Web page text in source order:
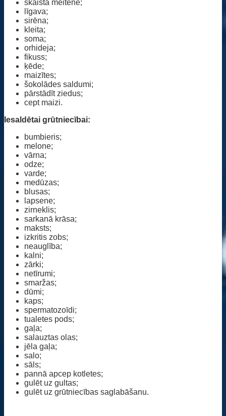
skaista meitene;
līgava;
sirēna;
kleita;
soma;
orhideja;
fikuss;
ķēde;
maizītes;
šokolādes saldumi;
pārstādīt ziedus;
cept maizi.
Iesaldētai grūtniecībai:
bumbieris;
melone;
vārna;
odze;
varde;
medūzas;
blusas;
lapsene;
zirneklis;
sarkanā krāsa;
maksts;
izkritis zobs;
neauglība;
kalni;
zārki;
netīrumi;
smaržas;
dūmi;
kaps;
spermatozoīdi;
tualetes pods;
gaļa;
salauztas olas;
jēla gaļa;
salo;
sāls;
pannā apcep kotletes;
gulēt uz gultas;
gulēt uz grūtniecības saglabāšanu.